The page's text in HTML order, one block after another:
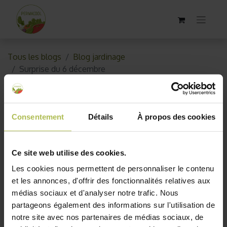
Consentement Détails À propos des cookies
Ce site web utilise des cookies.
Les cookies nous permettent de personnaliser le contenu
et les annonces, d'offrir des fonctionnalités relatives aux
médias sociaux et d'analyser notre trafic. Nous
partageons également des informations sur l'utilisation de
notre site avec nos partenaires de médias sociaux, de
Tous les blogs
Blog jardinage
Surprise du 6 décembre
Surprise du 6 décembre
5 décembre 2019 parAKO10_old